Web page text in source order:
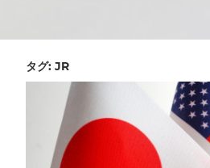
タグ: JR